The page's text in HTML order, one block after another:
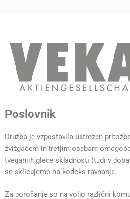
Poslovnik
Družba je vzpostavila ustrezen
žvižgačem in tretjim osebam
tveganjih glede skladnosti (tudi v
se sklicujemo na kodeks ravnanja.
Za poročanje so na voljo različni